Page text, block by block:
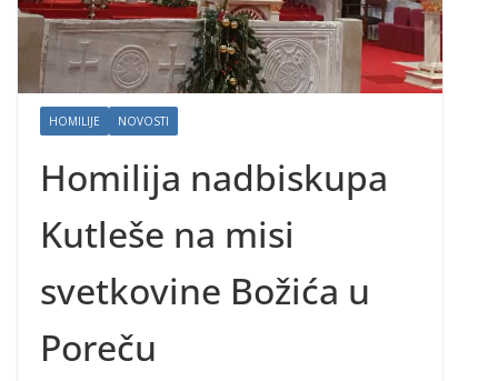
HOMILIJE NOVOSTI
Homilija nadbiskupa
Kutleše na misi
svetkovine Božića u
Poreču